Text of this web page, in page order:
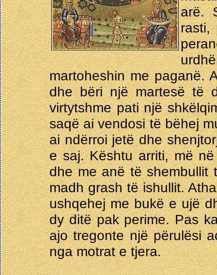
arë.
rasti,
martoheshin me paganë.
dhe bëri një martesë të
virtytshme pati një
saqë ai vendosi të bëhej
ai ndërroi jetë dhe
e saj. Kështu arriti, më
dhe me anë të shembullit
madh grash të ishullit.
ushqehej me bukë e ujë
dy ditë pak perime. Pas
ajo tregonte një përulësi
nga motrat e tjera.